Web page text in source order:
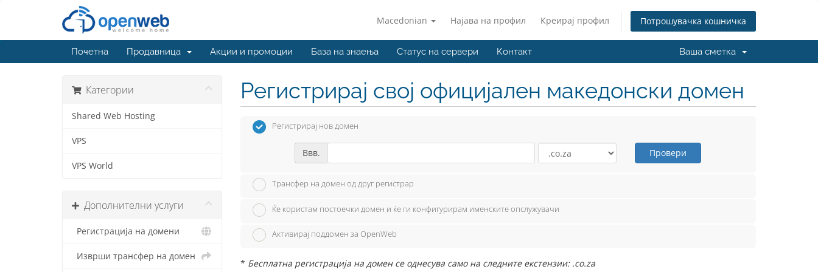
Macedonian Најава на профил Креирај профил Потрошувачка кошничка
Почетна Продавница Акции и промоции База на знаења Статус на сервери Контакт Ваша сметка
Категории
Shared Web Hosting
VPS
VPS World
Дополнителни услуги
Регистрација на домени
Изврши трансфер на домен
Регистрирај свој официјален македонски домен
Регистрирај нов домен
Ввв. Провери
Трансфер на домен од друг регистрар
Ќе користам постоечки домен и ќе ги конфигурирам именските опслужувачи
Активирај поддомен за OpenWeb
* Бесплатна регистрација на домен се однесува само на следните екстензии: .co.za